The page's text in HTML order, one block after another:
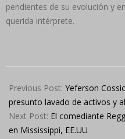
pendientes de su evolución y
querida intérprete.
08-
26
Previous Post: Yeferson
presunto lavado de activos y
Next Post: El comediante
en Mississippi, EE.UU